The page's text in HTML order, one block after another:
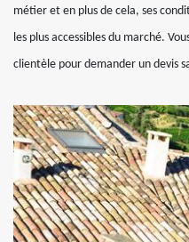
métier et en plus de cela, ses
les plus accessibles du marché.
clientèle pour demander un devis